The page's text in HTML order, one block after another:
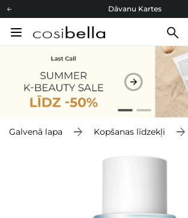
Dāvanu Kartes
Cosibella lojalitātes programma
Galvenā lapa Kopšanas līdzekļi